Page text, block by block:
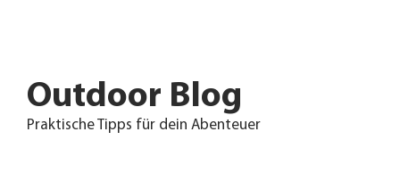
Outdoor Blog
Praktische Tipps für dein Abenteuer